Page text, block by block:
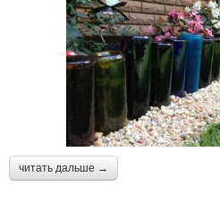
читать дальше →